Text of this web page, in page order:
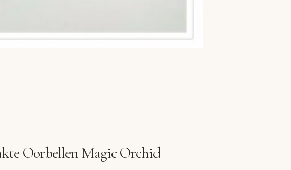
Oorbellen Magic Orchid